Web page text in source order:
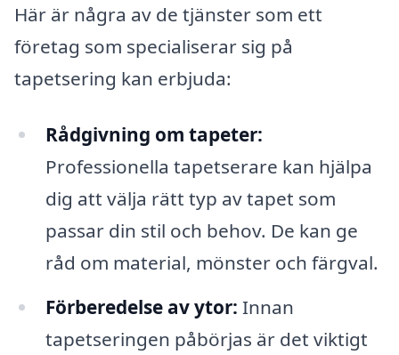
Här är några av de tjänster som ett
företag som specialiserar sig på
tapetsering kan erbjuda:
Rådgivning om tapeter:
Professionella tapetserare kan hjälpa
dig att välja rätt typ av tapet som
passar din stil och behov. De kan ge
råd om material, mönster och färgval.
Förberedelse av ytor: Innan
tapetseringen påbörjas är det viktigt